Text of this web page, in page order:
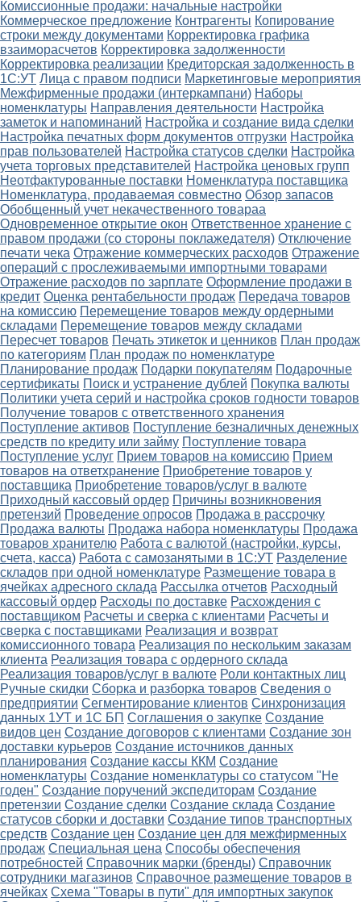
Комиссионные продажи: начальные настройки
Коммерческое предложение Контрагенты Копирование
строки между документами Корректировка графика
взаиморасчетов Корректировка задолженности
Корректировка реализации Кредиторская задолженность в
1С:УТ Лица с правом подписи Маркетинговые мероприятия
Межфирменные продажи (интеркампани) Наборы
номенклатуры Направления деятельности Настройка
заметок и напоминаний Настройка и создание вида сделки
Настройка печатных форм документов отгрузки Настройка
прав пользователей Настройка статусов сделки Настройка
учета торговых представителей Настройка ценовых групп
Неотфактурованные поставки Номенклатура поставщика
Номенклатура, продаваемая совместно Обзор запасов
Обобщенный учет некачественного товараа
Одновременное открытие окон Ответственное хранение с
правом продажи (со стороны поклажедателя) Отключение
печати чека Отражение коммерческих расходов Отражение
операций с прослеживаемыми импортными товарами
Отражение расходов по зарплате Оформление продажи в
кредит Оценка рентабельности продаж Передача товаров
на комиссию Перемещение товаров между ордерными
складами Перемещение товаров между складами
Пересчет товаров Печать этикеток и ценников План продаж
по категориям План продаж по номенклатуре
Планирование продаж Подарки покупателям Подарочные
сертификаты Поиск и устранение дублей Покупка валюты
Политики учета серий и настройка сроков годности товаров
Получение товаров с ответственного хранения
Поступление активов Поступление безналичных денежных
средств по кредиту или займу Поступление товара
Поступление услуг Прием товаров на комиссию Прием
товаров на ответхранение Приобретение товаров у
поставщика Приобретение товаров/услуг в валюте
Приходный кассовый ордер Причины возникновения
претензий Проведение опросов Продажа в рассрочку
Продажа валюты Продажа набора номенклатуры Продажа
товаров хранителю Работа с валютой (настройки, курсы,
счета, касса) Работа с самозанятыми в 1С:УТ Разделение
складов при одной номенклатуре Размещение товара в
ячейках адресного склада Рассылка отчетов Расходный
кассовый ордер Расходы по доставке Расхождения с
поставщиком Расчеты и сверка с клиентами Расчеты и
сверка с поставщиками Реализация и возврат
комиссионного товара Реализация по нескольким заказам
клиента Реализация товара с ордерного склада
Реализация товаров/услуг в валюте Роли контактных лиц
Ручные скидки Сборка и разборка товаров Сведения о
предприятии Сегментирование клиентов Синхронизация
данных 1УТ и 1С БП Соглашения о закупке Создание
видов цен Создание договоров с клиентами Создание зон
доставки курьеров Создание источников данных
планирования Создание кассы ККМ Создание
номенклатуры Создание номенклатуры со статусом "Не
годен" Создание поручений экспедиторам Создание
претензии Создание сделки Создание склада Создание
статусов сборки и доставки Создание типов транспортных
средств Создание цен Создание цен для межфирменных
продаж Специальная цена Способы обеспечения
потребностей Справочник марки (бренды) Справочник
сотрудники магазинов Справочное размещение товаров в
ячейках Схема "Товары в пути" для импортных закупок